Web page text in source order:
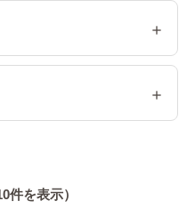
件を表示）